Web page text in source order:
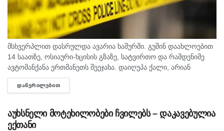
მსხვერპლით დასრულდა ავარია ხაშურში. გუშინ დაახლოებით
14 საათზე, ოსიაური-ხცისის გზაზე, სატვირთო და რამდენიმე
ავტომანქანა ერთმანეთს შეეჯახა. დაიღუპა ქალი, არიან
დაშავებულებიც. შსს-ს ინფორმაციით, გამოძიება 276-ე მუხლის
მე-6 ნაწილით მიმდინარეობს.
ᲓᲐᲬᲕᲠᲘᲚᲔᲑᲘᲗ
აუხსნელი მოტეხილობები ჩვილებს – დაკავებულია
ექთანი